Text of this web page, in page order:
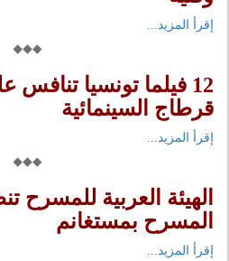
إقرأ المزيد...
12 فيلما تونسيا تنافس
قرطاج السينمائية
إقرأ المزيد...
الهيئة العربية للمسرح
المسرح بمستغانم
إقرأ المزيد...